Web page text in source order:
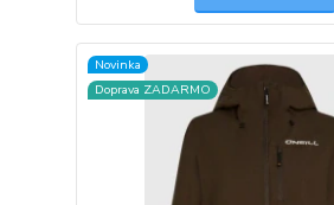
Novinka
Doprava ZADARMO